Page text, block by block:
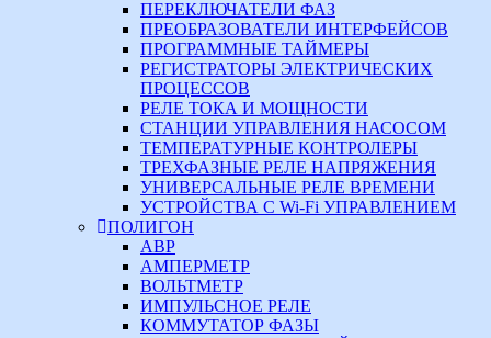
ПЕРЕКЛЮЧАТЕЛИ ФАЗ
ПРЕОБРАЗОВАТЕЛИ ИНТЕРФЕЙСОВ
ПРОГРАММНЫЕ ТАЙМЕРЫ
РЕГИСТРАТОРЫ ЭЛЕКТРИЧЕСКИХ
ПРОЦЕССОВ
РЕЛЕ ТОКА И МОЩНОСТИ
СТАНЦИИ УПРАВЛЕНИЯ НАСОСОМ
ТЕМПЕРАТУРНЫЕ КОНТРОЛЕРЫ
ТРЕХФАЗНЫЕ РЕЛЕ НАПРЯЖЕНИЯ
УНИВЕРСАЛЬНЫЕ РЕЛЕ ВРЕМЕНИ
УСТРОЙСТВА С Wi-Fi УПРАВЛЕНИЕМ
ПОЛИГОН
АВР
АМПЕРМЕТР
ВОЛЬТМЕТР
ИМПУЛЬСНОЕ РЕЛЕ
КОММУТАТОР ФАЗЫ